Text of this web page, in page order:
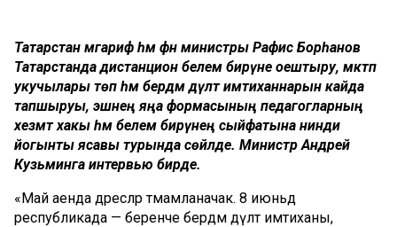
Татарстан мәгариф һәм фән министры Рафис Борһанов
Татарстанда дистанцион белем бирүне оештыру, мәктәп
укучылары төп һәм бердәм дәүләт имтиханнарын кайда
тапшыруы, эшнең яңа формасының педагогларның
хезмәт хакы һәм белем бирүнең сыйфатына нинди
йогынты ясавы турында сөйләде. Министр Андрей
Кузьминга интервью бирде.
«Май аенда дәресләр тәмамланачак. 8 июньдә
республикада — беренче бердәм дәүләт имтиханы, ә